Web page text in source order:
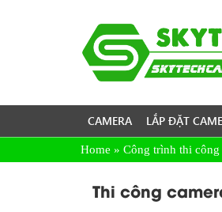
CAMERA LẮP ĐẶT
Home » Công trình thi công
Thi công